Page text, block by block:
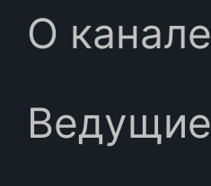
О канале
Ведущие